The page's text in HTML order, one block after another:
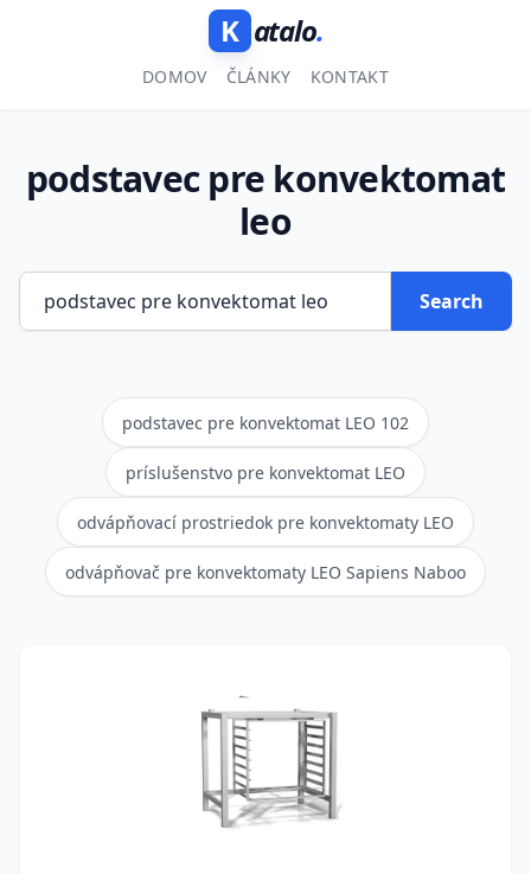
K atalo.
DOMOV ČLÁNKY KONTAKT
podstavec pre konvektomat
leo
Search
podstavec pre konvektomat LEO 102
príslušenstvo pre konvektomat LEO
odvápňovací prostriedok pre konvektomaty LEO
odvápňovač pre konvektomaty LEO Sapiens Naboo